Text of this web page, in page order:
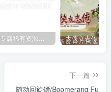
SVIP专属稀有资源下载 – 持续更新中
下一篇
随动回旋镖/Boomerang Fu